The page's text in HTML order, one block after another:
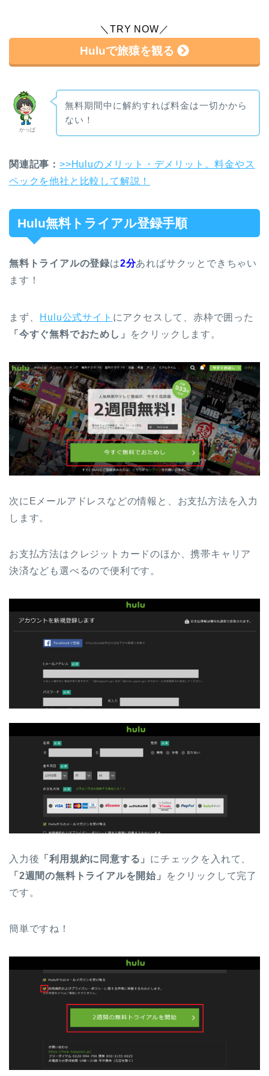
＼TRY NOW／
Huluで旅猿を観る
かっぱ
無料期間中に解約すれば料金は一切かから
ない！
関連記事： >>Huluのメリット・デメリット。料金やス
ペックを他社と比較して解説！
Hulu無料トライアル登録手順
無料トライアルの登録は2分あればサクッとできちゃい
ます！
まず、 Hulu公式サイト にアクセスして、赤枠で囲った
「今すぐ無料でおためし」
をクリックします。
次にEメールアドレスなどの情報と、お支払方法を入力
します。
お支払方法はクレジットカードのほか、携帯キャリア
決済なども選べるので便利です。
入力後 「利用規約に同意する」 にチェックを入れて、
「2週間の無料トライアルを開始」
をクリックして完了
です。
簡単ですね！